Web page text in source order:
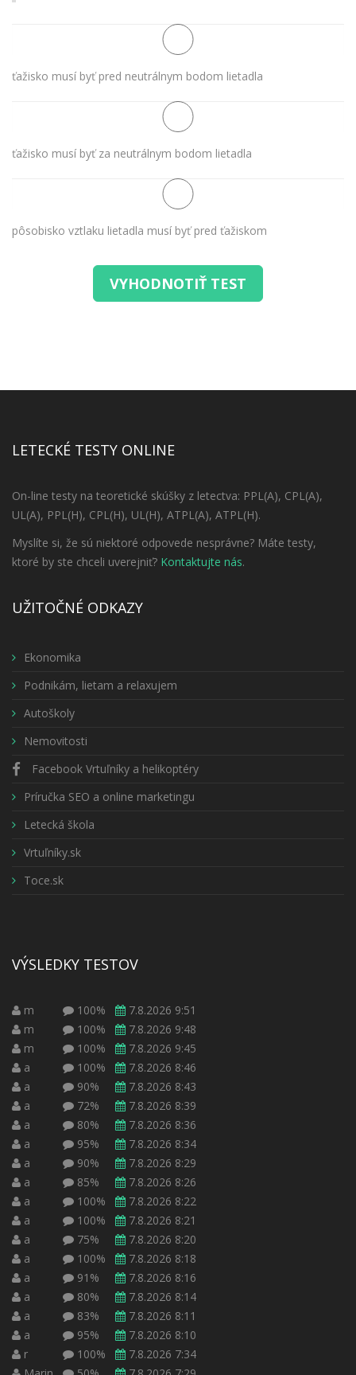
ťažisko musí byť pred neutrálnym bodom lietadla
ťažisko musí byť za neutrálnym bodom lietadla
pôsobisko vztlaku lietadla musí byť pred ťažiskom
VYHODNOTIŤ TEST
LETECKÉ TESTY ONLINE
On-line testy na teoretické skúšky z letectva: PPL(A), CPL(A),
UL(A), PPL(H), CPL(H), UL(H), ATPL(A), ATPL(H).
Myslíte si, že sú niektoré odpovede nesprávne? Máte testy,
ktoré by ste chceli uverejniť? Kontaktujte nás.
UŽITOČNÉ ODKAZY
Ekonomika
Podnikám, lietam a relaxujem
Autoškoly
Nemovitosti
Facebook Vrtuľníky a helikoptéry
Príručka SEO a online marketingu
Letecká škola
Vrtuľníky.sk
Toce.sk
VÝSLEDKY TESTOV
m 100%
7.8.2026 9:51
m
100%
7.8.2026 9:48
m
100%
7.8.2026 9:45
a
100%
7.8.2026 8:46
a
90%
7.8.2026 8:43
a
72%
7.8.2026 8:39
a
80%
7.8.2026 8:36
a
95%
7.8.2026 8:34
a
90%
7.8.2026 8:29
a
85%
7.8.2026 8:26
a
100%
7.8.2026 8:22
a
100%
7.8.2026 8:21
a
75%
7.8.2026 8:20
a
100%
7.8.2026 8:18
a
91%
7.8.2026 8:16
a
80%
7.8.2026 8:14
a
83%
7.8.2026 8:11
a
95%
7.8.2026 8:10
r
100%
7.8.2026 7:34